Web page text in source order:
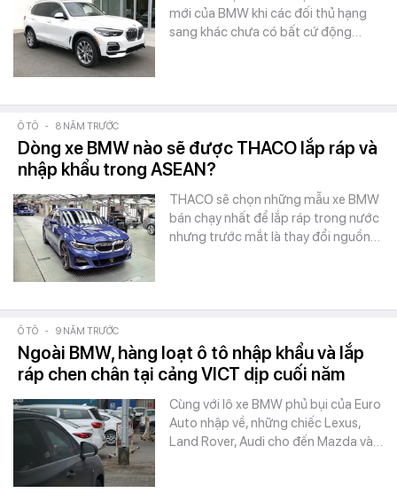
mới của BMW khi các đối thủ hạng
sang khác chưa có bất cứ động…
Ô TÔ - 8 NĂM TRƯỚC
Dòng xe BMW nào sẽ được THACO lắp ráp và
nhập khẩu trong ASEAN?
THACO sẽ chọn những mẫu xe BMW
bán chạy nhất để lắp ráp trong nước
nhưng trước mắt là thay đổi nguồn…
Ô TÔ - 9 NĂM TRƯỚC
Ngoài BMW, hàng loạt ô tô nhập khẩu và lắp
ráp chen chân tại cảng VICT dịp cuối năm
Cùng với lô xe BMW phủ bụi của Euro
Auto nhập về, những chiếc Lexus,
Land Rover, Audi cho đến Mazda và…